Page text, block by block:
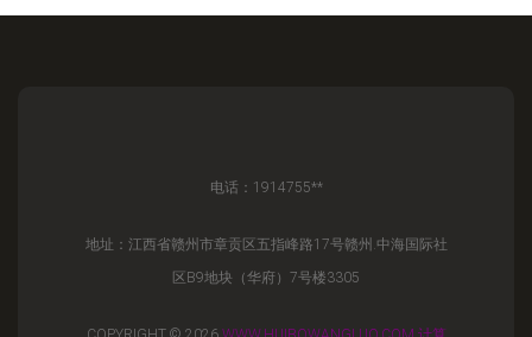
电话：1914755**
地址：江西省赣州市章贡区五指峰路17号赣州.中海国际社
区B9地块（华府）7号楼3305